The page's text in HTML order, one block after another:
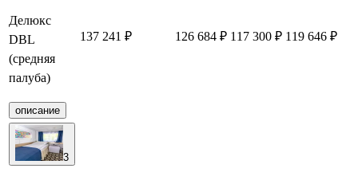
Делюкс
DBL
(средняя
палуба)
описание
137 241 ₽ 126 684 ₽ 117 300 ₽ 119 646 ₽
3